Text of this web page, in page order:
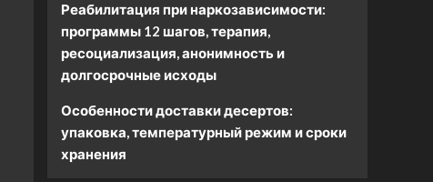
Реабилитация при наркозависимости:
программы 12 шагов, терапия,
ресоциализация, анонимность и
долгосрочные исходы
Особенности доставки десертов:
упаковка, температурный режим и сроки
хранения